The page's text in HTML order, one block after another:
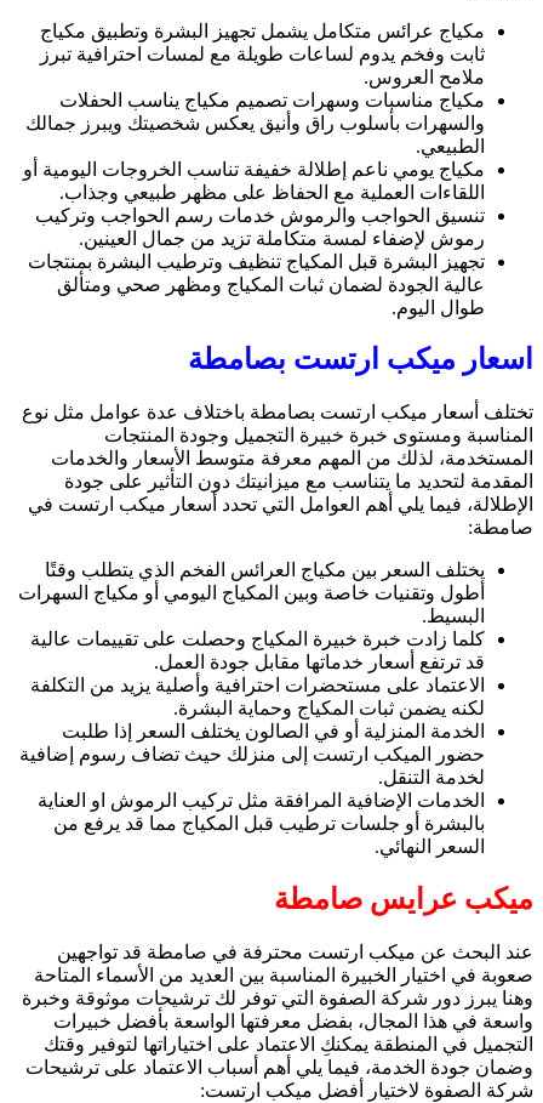
مكياج عرائس متكامل يشمل تجهيز البشرة وتطبيق مكياج
ثابت وفخم يدوم لساعات طويلة مع لمسات احترافية تبرز
ملامح العروس.
مكياج مناسبات وسهرات تصميم مكياج يناسب الحفلات
والسهرات بأسلوب راق وأنيق يعكس شخصيتك ويبرز جمالك
الطبيعي.
مكياج يومي ناعم إطلالة خفيفة تناسب الخروجات اليومية أو
اللقاءات العملية مع الحفاظ على مظهر طبيعي وجذاب.
تنسيق الحواجب والرموش خدمات رسم الحواجب وتركيب
رموش لإضفاء لمسة متكاملة تزيد من جمال العينين.
تجهيز البشرة قبل المكياج تنظيف وترطيب البشرة بمنتجات
عالية الجودة لضمان ثبات المكياج ومظهر صحي ومتألق
طوال اليوم.
اسعار ميكب ارتست بصامطة
تختلف أسعار ميكب ارتست بصامطة باختلاف عدة عوامل مثل نوع
المناسبة ومستوى خبرة خبيرة التجميل وجودة المنتجات
المستخدمة، لذلك من المهم معرفة متوسط الأسعار والخدمات
المقدمة لتحديد ما يتناسب مع ميزانيتك دون التأثير على جودة
الإطلالة، فيما يلي أهم العوامل التي تحدد أسعار ميكب ارتست في
صامطة:
يختلف السعر بين مكياج العرائس الفخم الذي يتطلب وقتًا
أطول وتقنيات خاصة وبين المكياج اليومي أو مكياج السهرات
البسيط.
كلما زادت خبرة خبيرة المكياج وحصلت على تقييمات عالية
قد ترتفع أسعار خدماتها مقابل جودة العمل.
الاعتماد على مستحضرات احترافية وأصلية يزيد من التكلفة
لكنه يضمن ثبات المكياج وحماية البشرة.
الخدمة المنزلية أو في الصالون يختلف السعر إذا طلبت
حضور الميكب ارتست إلى منزلك حيث تضاف رسوم إضافية
لخدمة التنقل.
الخدمات الإضافية المرافقة مثل تركيب الرموش او العناية
بالبشرة أو جلسات ترطيب قبل المكياج مما قد يرفع من
السعر النهائي.
ميكب عرايس صامطة
عند البحث عن ميكب ارتست محترفة في صامطة قد تواجهين
صعوبة في اختيار الخبيرة المناسبة بين العديد من الأسماء المتاحة
وهنا يبرز دور شركة الصفوة التي توفر لك ترشيحات موثوقة وخبرة
واسعة في هذا المجال، بفضل معرفتها الواسعة بأفضل خبيرات
التجميل في المنطقة يمكنكِ الاعتماد على اختياراتها لتوفير وقتك
وضمان جودة الخدمة، فيما يلي أهم أسباب الاعتماد على ترشيحات
شركة الصفوة لاختيار أفضل ميكب ارتست: